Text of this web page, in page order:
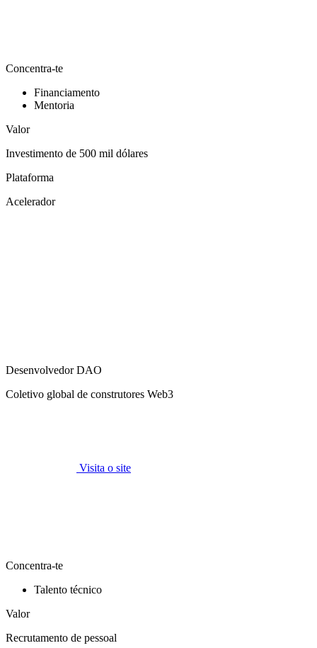
Concentra-te
Financiamento
Mentoria
Valor
Investimento de 500 mil dólares
Plataforma
Acelerador
Desenvolvedor DAO
Coletivo global de construtores Web3
Visita o site
Concentra-te
Talento técnico
Valor
Recrutamento de pessoal